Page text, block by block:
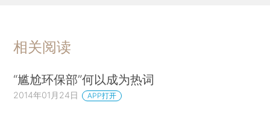
相关阅读
“尴尬环保部”何以成为热词
2014年01月24日 APP打开